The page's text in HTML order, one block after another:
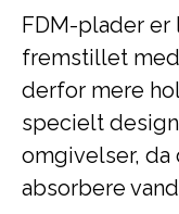
FDM-plader er
fremstillet
derfor mere
specielt
omgivelser,
absorbere